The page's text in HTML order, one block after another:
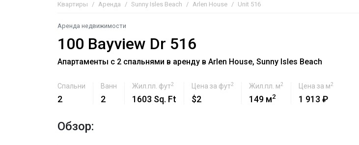
Квартиры Аренда Sunny Isles Beach Arlen House Unit 516
Аренда недвижимости
100 Bayview Dr 516
Апартаменты с 2 спальнями в аренду в Arlen House, Sunny Isles Beach
Спальни
2
Ванн
2
Жил.пл. фут2
1603 Sq. Ft
Цена за фут2
$2
Жил.пл. м2
149 м2
Цена за м2
1 913 ₽
Обзор: